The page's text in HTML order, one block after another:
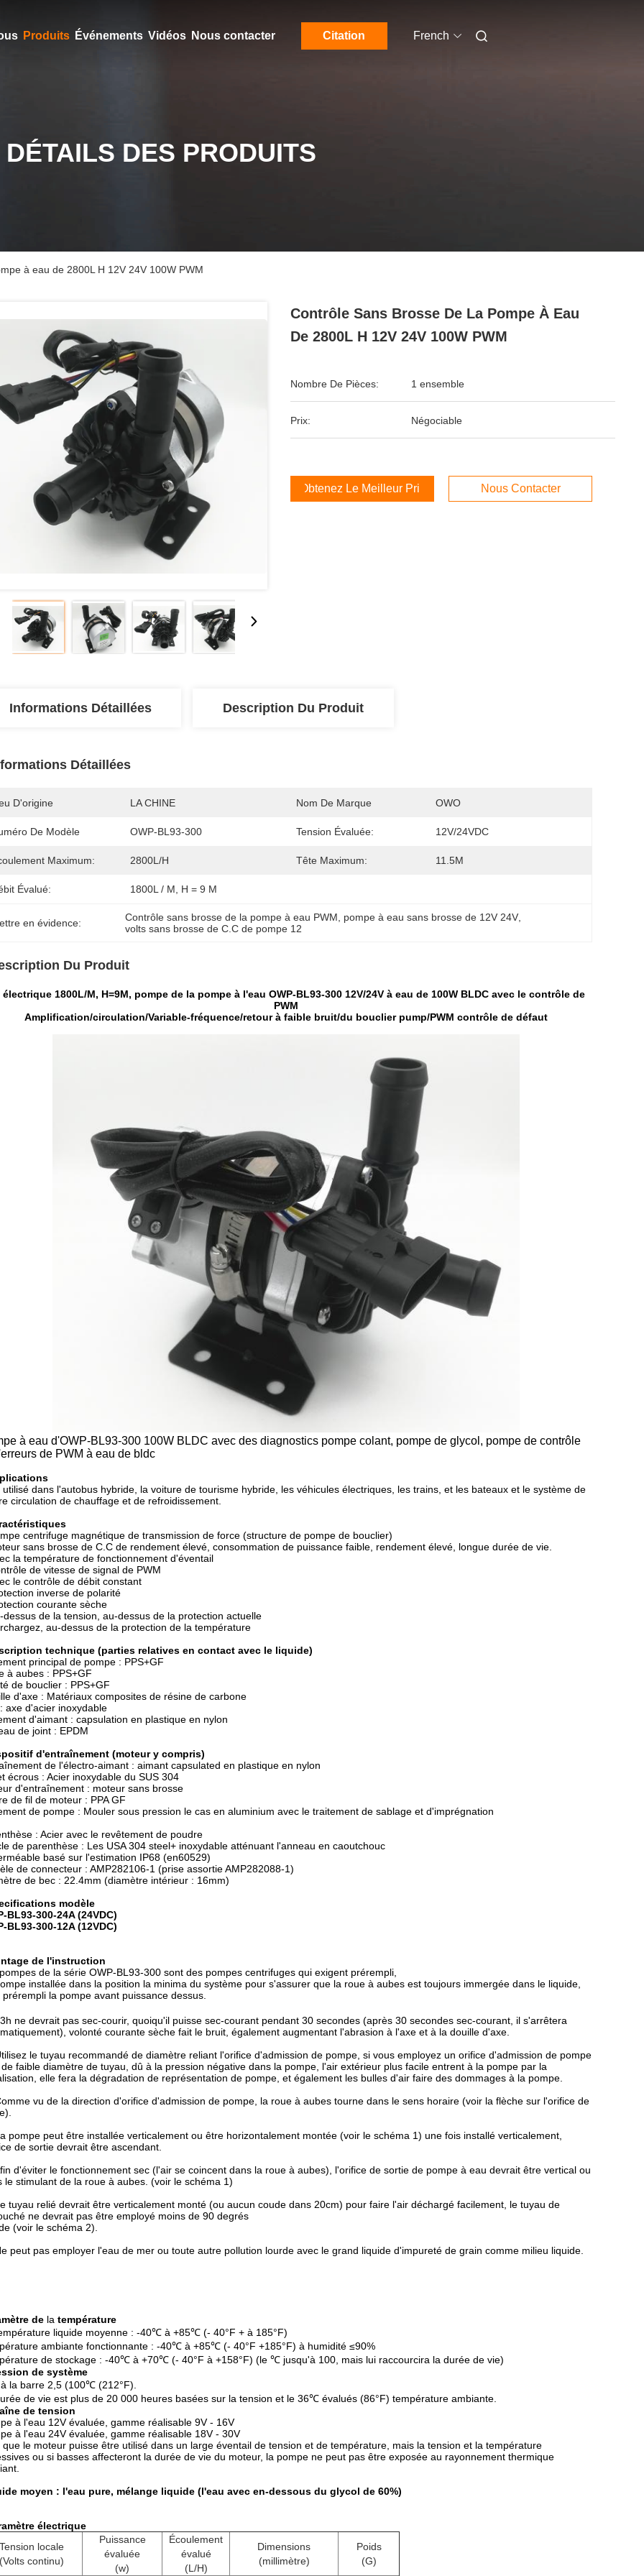
Produits Événements Vidéos Nous contacter Citation French
DÉTAILS DES PRODUITS
à eau de 2800L H 12V 24V 100W PWM
Contrôle Sans Brosse De La Pompe À Eau
De 2800L H 12V 24V 100W PWM
Nombre De Pièces: 1 ensemble
Prix: Négociable
Obtenez Le Meilleur Prix Nous Contacter
Informations Détaillées Description Du Produit
Détaillées
D'origine LA CHINE Nom De Marque OWO
De Modèle OWP-BL93-300 Tension Évaluée: 12V/24VDC
Maximum: 2800L/H Tête Maximum: 11.5M
Évalué: 1800L / M, H = 9 M
en évidence: Contrôle sans brosse de la pompe à eau PWM pompe à eau sans brosse de 12V 24V
volts sans brosse de C.C de pompe 12
Du Produit
électrique 1800L/M, H=9M, pompe de la pompe à l'eau OWP-BL93-300 12V/24V à eau de 100W BLDC avec le contrôle de
PWM
Amplification/circulation/Variable-fréquence/retour à faible bruit/du bouclier pump/PWM contrôle de défaut
à eau d'OWP-BL93-300 100W BLDC avec des diagnostics pompe colant, pompe de glycol, pompe de contrôle
de PWM à eau de bldc
utilisé dans l'autobus hybride, la voiture de tourisme hybride, les véhicules électriques, les trains, et les bateaux et le système de
circulation de chauffage et de refroidissement.
centrifuge magnétique de transmission de force (structure de pompe de bouclier)
sans brosse de C.C de rendement élevé, consommation de puissance faible, rendement élevé, longue durée de vie.
la température de fonctionnement d'éventail
de vitesse de signal de PWM
le contrôle de débit constant
inverse de polarité
courante sèche
de la tension, au-dessus de la protection actuelle
au-dessus de la protection de la température
technique (parties relatives en contact avec le liquide)
principal de pompe : PPS+GF
à aubes : PPS+GF
de bouclier : PPS+GF
d'axe : Matériaux composites de résine de carbone
axe d'acier inoxydable
d'aimant : capsulation en plastique en nylon
de joint : EPDM
d'entraînement (moteur y compris)
de l'électro-aimant : aimant capsulated en plastique en nylon
écrous : Acier inoxydable du SUS 304
d'entraînement : moteur sans brosse
de fil de moteur : PPA GF
de pompe : Mouler sous pression le cas en aluminium avec le traitement de sablage et d'imprégnation
: Acier avec le revêtement de poudre
de parenthèse : Les USA 304 steel+ inoxydable atténuant l'anneau en caoutchouc
basé sur l'estimation IP68 (en60529)
de connecteur : AMP282106-1 (prise assortie AMP282088-1)
de bec : 22.4mm (diamètre intérieur : 16mm)
modèle
BL93-300-24A (24VDC)
BL93-300-12A (12VDC)
de l'instruction
de la série OWP-BL93-300 sont des pompes centrifuges qui exigent prérempli,
installée dans la position la minima du système pour s'assurer que la roue à aubes est toujours immergée dans le liquide,
prérempli la pompe avant puissance dessus.
ne devrait pas sec-courir, quoiqu'il puisse sec-courant pendant 30 secondes (après 30 secondes sec-courant, il s'arrêtera
volonté courante sèche fait le bruit, également augmentant l'abrasion à l'axe et à la douille d'axe.
le tuyau recommandé de diamètre reliant l'orifice d'admission de pompe, si vous employez un orifice d'admission de pompe
de faible diamètre de tuyau, dû à la pression négative dans la pompe, l'air extérieur plus facile entrent à la pompe par la
elle fera la dégradation de représentation de pompe, et également les bulles d'air faire des dommages à la pompe.
vu de la direction d'orifice d'admission de pompe, la roue à aubes tourne dans le sens horaire (voir la flèche sur l'orifice de
pompe peut être installée verticalement ou être horizontalement montée (voir le schéma 1) une fois installé verticalement,
de sortie devrait être ascendant.
d'éviter le fonctionnement sec (l'air se coincent dans la roue à aubes), l'orifice de sortie de pompe à eau devrait être vertical ou
le stimulant de la roue à aubes. (voir le schéma 1)
tuyau relié devrait être verticalement monté (ou aucun coude dans 20cm) pour faire l'air déchargé facilement, le tuyau de
ne devrait pas être employé moins de 90 degrés
(voir le schéma 2).
peut pas employer l'eau de mer ou toute autre pollution lourde avec le grand liquide d'impureté de grain comme milieu liquide.
de la température
liquide moyenne : -40℃ à +85℃ (- 40°F + à 185°F)
ambiante fonctionnante : -40℃ à +85℃ (- 40°F +185°F) à humidité ≤90%
de stockage : -40℃ à +70℃ (- 40°F à +158°F) (le ℃ jusqu'à 100, mais lui raccourcira la durée de vie)
de système
la barre 2,5 (100℃ (212°F).
de vie est plus de 20 000 heures basées sur la tension et le 36℃ évalués (86°F) température ambiante.
de tension
à l'eau 12V évaluée, gamme réalisable 9V - 16V
à l'eau 24V évaluée, gamme réalisable 18V - 30V
que le moteur puisse être utilisé dans un large éventail de tension et de température, mais la tension et la température
ou si basses affecteront la durée de vie du moteur, la pompe ne peut pas être exposée au rayonnement thermique
moyen : l'eau pure, mélange liquide (l'eau avec en-dessous du glycol de 60%)
électrique
Tension locale
(Volts continu)
Puissance
évaluée
(w)
Écoulement
évalué
(L/H)
Dimensions
(millimètre)
Poids
(G)